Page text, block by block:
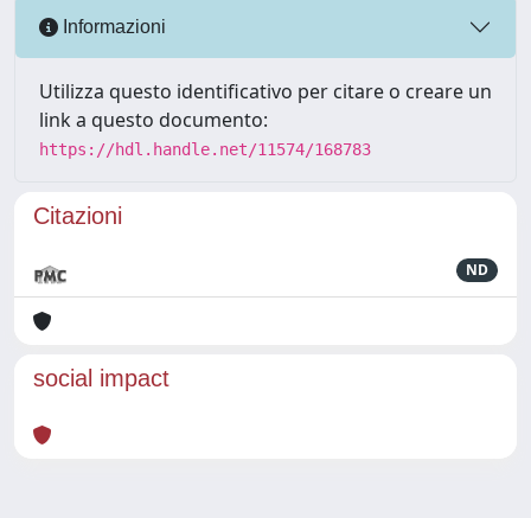
Informazioni
Utilizza questo identificativo per citare o creare un
link a questo documento:
https://hdl.handle.net/11574/168783
Citazioni
ND
social impact